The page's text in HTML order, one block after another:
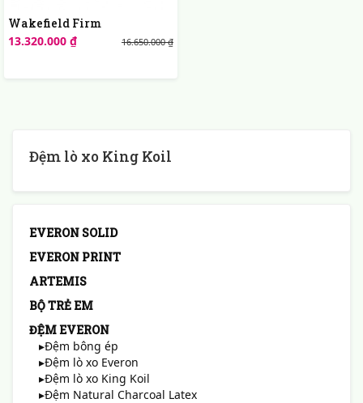
Wakefield Firm
16.650.000 ₫
13.320.000 ₫
Đệm lò xo King Koil
EVERON SOLID
EVERON PRINT
ARTEMIS
BỘ TRẺ EM
ĐỆM EVERON
▸Đệm bông ép
▸Đệm lò xo Everon
▸Đệm lò xo King Koil
▸Đệm Natural Charcoal Latex